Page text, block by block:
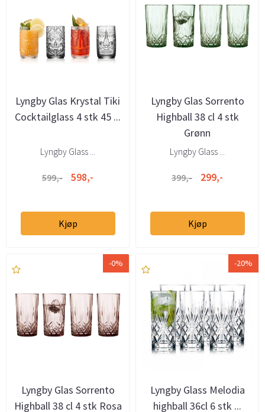
Lyngby Glas Krystal Tiki
Cocktailglass 4 stk 45 ...
Lyngby Glass ...
599,- 598,-
Kjøp
Lyngby Glas Sorrento
Highball 38 cl 4 stk
Grønn
Lyngby Glass ...
399,- 299,-
Kjøp
-0%
Lyngby Glas Sorrento
Highball 38 cl 4 stk Rosa
-20%
Lyngby Glass Melodia
highball 36cl 6 stk ...